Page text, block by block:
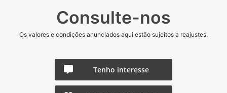
Consulte-nos
Os valores e condições anunciados aqui estão sujeitos a reajustes.
Tenho interesse